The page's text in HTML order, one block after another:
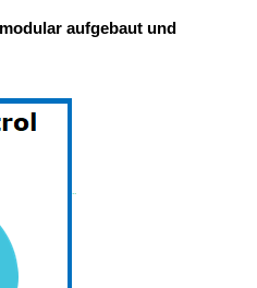
aufgebaut und